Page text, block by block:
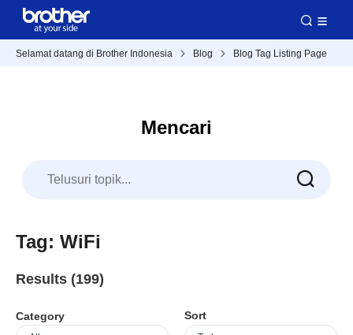
Selamat datang di Brother Indonesia Blog Blog Tag Listing Page
Mencari
Tag: WiFi
Results (199)
Category Sort